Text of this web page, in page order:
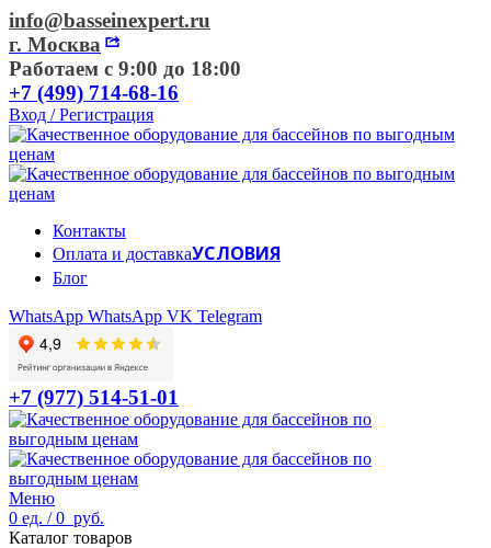
info@basseinexpert.ru
г. Москва
Работаем с 9:00 до 18:00
+7 (499) 714-68-16
Вход / Регистрация
Контакты
Оплата и доставкаУСЛОВИЯ
Блог
WhatsApp WhatsApp VK Telegram
+7 (977) 514-51-01
Меню
0 ед. / 0 руб.
Каталог товаров